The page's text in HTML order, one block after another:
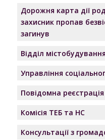
Дорожня карта дії
захисник пропав
загинув
Відділ
Управління
Повідомна
Комісія ТЕБ та НС
Консультації з